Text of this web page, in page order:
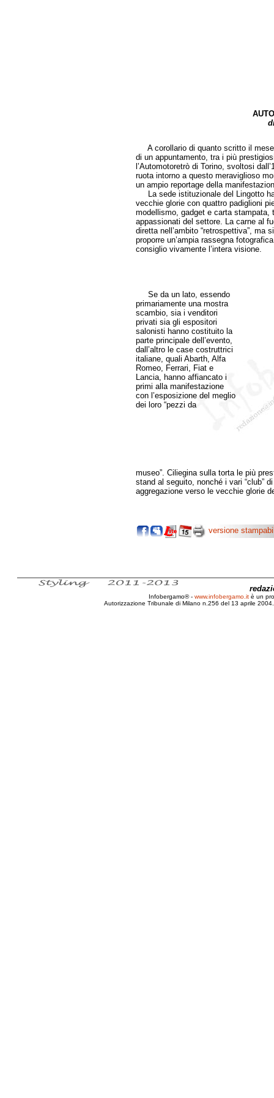
di Giovanni Cozzi
A corollario di quanto scritto il mese
di un appuntamento, tra i più
l’Automotoretrò di Torino, svoltosi
ruota intorno a questo meraviglioso
un ampio reportage della
La sede istituzionale del Lingotto
vecchie glorie con quattro padiglioni
modellismo, gadget e carta
appassionati del settore. La carne al
diretta nell’ambito “retrospettiva”, ma
proporre un’ampia rassegna
consiglio vivamente l’intera visione.
Se da un lato, essendo
primariamente una mostra
scambio, sia i venditori
privati sia gli espositori
salonisti hanno costituito la
parte principale dell’evento,
dall’altro le case costruttrici
italiane, quali Abarth, Alfa
Romeo, Ferrari, Fiat e
Lancia, hanno affiancato i
primi alla manifestazione
con l’esposizione del meglio
dei loro “pezzi da
museo”. Ciliegina sulla torta le più
stand al seguito, nonché i vari “club”
aggregazione verso le vecchie glorie
versione
Infobergamo® - www.infobergamo.it è un
Autorizzazione Tribunale di Milano n.256 del 13 aprile